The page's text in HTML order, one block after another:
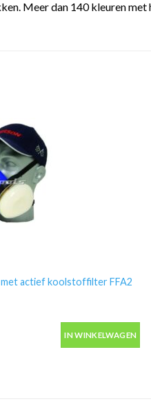
Meer dan 140 kleuren met
actief koolstoffilter FFA2
actief koolstoffilter FFA2 maat
IN WINKELWAGEN